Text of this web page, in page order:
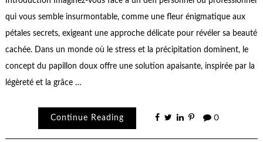
qui vous semble insurmontable, comme une fleur énigmatique aux
pétales secrets, exigeant une approche délicate pour révéler sa beauté
cachée. Dans un monde où le stress et la précipitation dominent, le
concept du papillon doux offre une solution apaisante, inspirée par la
légèreté et la grâce …
Continue Reading 0